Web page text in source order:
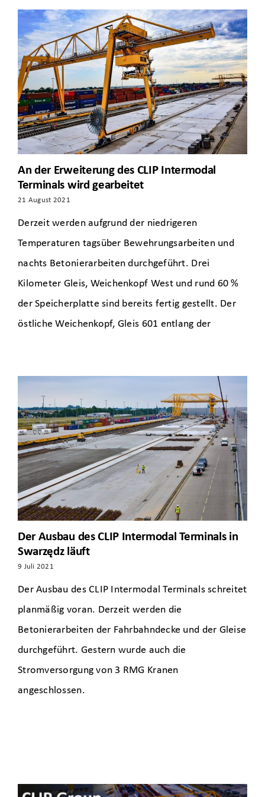
An der Erweiterung des CLIP Intermodal
Terminals wird gearbeitet
21 August 2021
Derzeit werden aufgrund der niedrigeren
Temperaturen tagsüber Bewehrungsarbeiten und
nachts Betonierarbeiten durchgeführt. Drei
Kilometer Gleis, Weichenkopf West und rund 60 %
der Speicherplatte sind bereits fertig gestellt. Der
östliche Weichenkopf, Gleis 601 entlang der
Der Ausbau des CLIP Intermodal Terminals in
Swarzędz läuft
9 Juli 2021
Der Ausbau des CLIP Intermodal Terminals schreitet
planmäßig voran. Derzeit werden die
Betonierarbeiten der Fahrbahndecke und der Gleise
durchgeführt. Gestern wurde auch die
Stromversorgung von 3 RMG Kranen
angeschlossen.